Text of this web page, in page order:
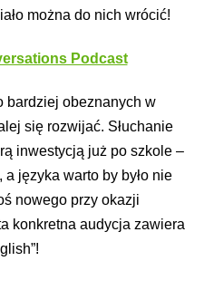
można do nich wrócić!
Podcast
bardziej obeznanych w
się rozwijać. Słuchanie
inwestycją już po szkole –
języka warto by było nie
nowego przy okazji
konkretna audycja zawiera